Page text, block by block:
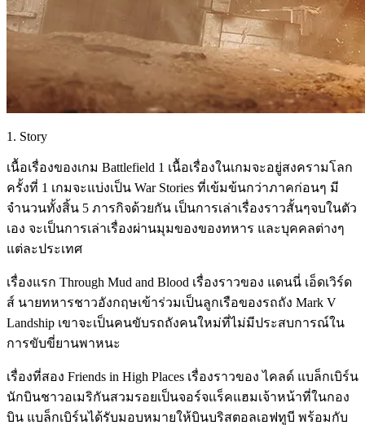
1. Story
เนื้อเรื่องของเกม Battlefield 1 เนื้อเรื่องในเกมจะอยู่สงครามโลก
ครั้งที่ 1 เกมจะแบ่งเป็น War Stories ที่เข้มข้นกว่าภาคก่อนๆ มี
จำนวนทั้งสิ้น 5 ภารกิจด้วยกัน เป็นการเล่าเรื่องราวสั้นๆจบในตัว
เอง จะเป็นการเล่าเรื่องผ่านมุมของของทหาร และบุคคลต่างๆ
แต่ละประเทศ
เรื่องแรก Through Mud and Blood เรื่องราวของ แดนนี่ เอ็ดเวิร์ด
ส์ นายทหารชาวอังกฤษเข้าร่วมเป็นลูกเรือของรถถัง Mark V
Landship เขาจะเป็นคนขับรถถังคนใหม่ที่ไม่มีประสบการณ์ใน
การขับขี่ยานพาหนะ
เรื่องที่สอง Friends in High Places เรื่องราวของ ไคลด์ แบล็กเบิร์น
นักบินชาวอเมริกันสวมรอยเป็นจอร์จแร็คแฮมเจ้าหน้าที่ในกอง
บิน แบล็กเบิร์นได้รับมอบหมายให้บินบริสตอลเอฟทูบี พร้อมกับ